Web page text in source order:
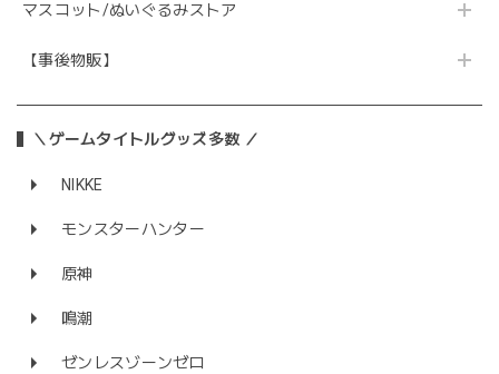
マスコット/ぬいぐるみストア
【事後物販】
＼ゲームタイトルグッズ多数 ／
NIKKE
モンスターハンター
原神
鳴潮
ゼンレスゾーンゼロ